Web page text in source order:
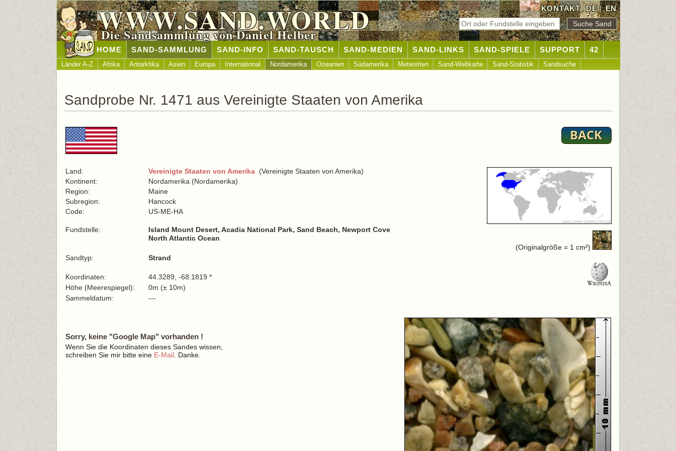
KONTAKT DE|EN
WWW.SAND.WORLD
Die Sandsammlung von Daniel Helber
HOME SAND-SAMMLUNG SAND-INFO SAND-TAUSCH SAND-MEDIEN SAND-LINKS SAND-SPIELE SUPPORT 42
Länder A-Z Afrika Antarktika Asien Europa International Nordamerika Ozeanien Südamerika Meteoriten Sand-Weltkarte Sand-Statistik Sandsuche
Sandprobe Nr. 1471 aus Vereinigte Staaten von Amerika
Land: Vereinigte Staaten von Amerika (Vereinigte Staaten von Amerika)
(Originalgröße = 1 cm²)
Kontinent:
Nordamerika (Nordamerika)
Region:
Maine
Subregion:
Hancock
Code:
US-ME-HA
Fundstelle:
Island Mount Desert, Acadia National Park, Sand Beach, Newport Cove
North Atlantic Ocean
Sandtyp: Strand
Koordinaten:
44.3289, -68.1819 *
Höhe (Meerespiegel):
0m (± 10m)
Sammeldatum:
---
Sorry, keine "Google Map" vorhanden !
Wenn Sie die Koordinaten dieses Sandes wissen,
schreiben Sie mir bitte eine E-Mail . Danke.